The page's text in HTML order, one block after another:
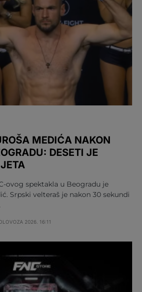
MEDIĆA NAKON
DESETI JE
ovog spektakla u Beogradu je
Srpski velteraš je nakon 30 sekundi
2026. 16:11